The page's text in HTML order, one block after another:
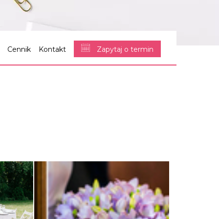
Cennik Kontakt Zapytaj o termin